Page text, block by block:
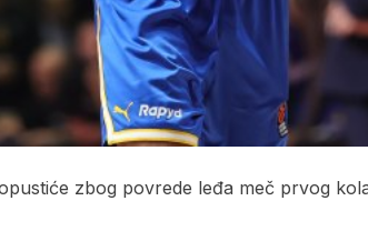
zbog povrede leđa meč prvog